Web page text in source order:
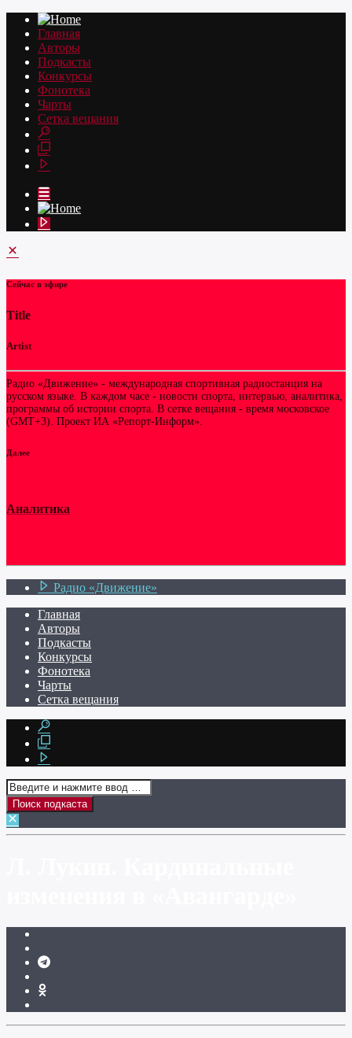
Главная
Авторы
Подкасты
Конкурсы
Фонотека
Чарты
Сетка вещания
Сейчас в эфире
Title
Artist
Радио «Движение» - международная спортивная радиостанция на
русском языке. В каждом часе - новости спорта, интервью, аналитика,
программы об истории спорта. В сетке вещания - время московское
(GMT+3). Проект ИА «Репорт-Информ».
Далее
Аналитика
Радио «Движение»
Главная
Авторы
Подкасты
Конкурсы
Фонотека
Чарты
Сетка вещания